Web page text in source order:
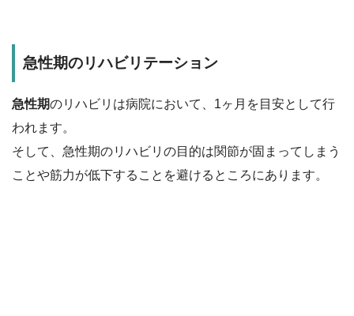
急性期のリハビリテーション
急性期のリハビリは病院において、1ヶ月を目安として行
われます。
そして、急性期のリハビリの目的は関節が固まってしまう
ことや筋力が低下することを避けるところにあります。